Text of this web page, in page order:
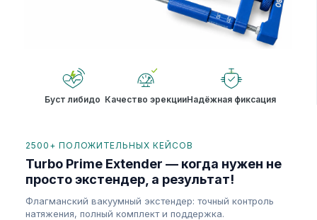
Буст либидо Качество эрекцииНадёжная фиксация
2500+ ПОЛОЖИТЕЛЬНЫХ КЕЙСОВ
Turbo Prime Extender — когда нужен не
просто экстендер, а результат!
Флагманский вакуумный экстендер: точный контроль
натяжения, полный комплект и поддержка.